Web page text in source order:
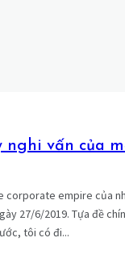
nghi vấn của
corporate empire của
27/6/2019. Tựa đề
đặt. Mấy tuần trước, tôi có đi...